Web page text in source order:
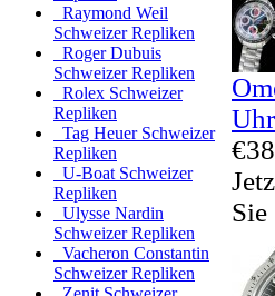
Raymond Weil
Schweizer Repliken
Roger Dubuis
Schweizer Repliken
Rolex Schweizer
Repliken
Tag Heuer Schweizer
Repliken
U-Boat Schweizer
Repliken
Ulysse Nardin
Schweizer Repliken
Vacheron Constantin
Schweizer Repliken
Uhr
Sie